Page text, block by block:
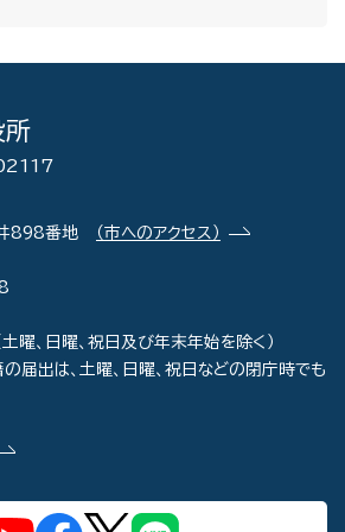
所
井898番地
（市へのアクセス）
、日曜、祝日及び年末年始を除く）
届出は、土曜、日曜、祝日などの閉庁時でも